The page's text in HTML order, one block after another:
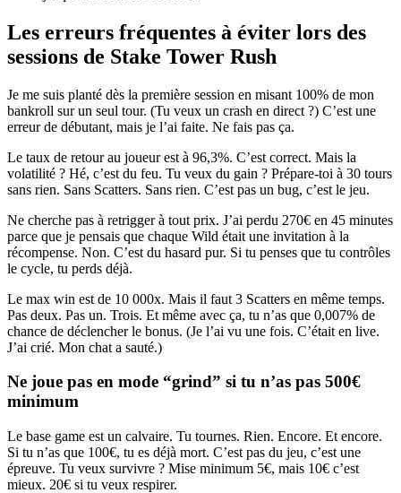
Les erreurs fréquentes à éviter lors des
sessions de Stake Tower Rush
Je me suis planté dès la première session en misant 100% de mon
bankroll sur un seul tour. (Tu veux un crash en direct ?) C’est une
erreur de débutant, mais je l’ai faite. Ne fais pas ça.
Le taux de retour au joueur est à 96,3%. C’est correct. Mais la
volatilité ? Hé, c’est du feu. Tu veux du gain ? Prépare-toi à 30 tours
sans rien. Sans Scatters. Sans rien. C’est pas un bug, c’est le jeu.
Ne cherche pas à retrigger à tout prix. J’ai perdu 270€ en 45 minutes
parce que je pensais que chaque Wild était une invitation à la
récompense. Non. C’est du hasard pur. Si tu penses que tu contrôles
le cycle, tu perds déjà.
Le max win est de 10 000x. Mais il faut 3 Scatters en même temps.
Pas deux. Pas un. Trois. Et même avec ça, tu n’as que 0,007% de
chance de déclencher le bonus. (Je l’ai vu une fois. C’était en live.
J’ai crié. Mon chat a sauté.)
Ne joue pas en mode “grind” si tu n’as pas 500€
minimum
Le base game est un calvaire. Tu tournes. Rien. Encore. Et encore.
Si tu n’as que 100€, tu es déjà mort. C’est pas du jeu, c’est une
épreuve. Tu veux survivre ? Mise minimum 5€, mais 10€ c’est
mieux. 20€ si tu veux respirer.